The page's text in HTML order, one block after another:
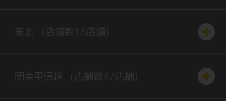
東北 (店舗数 18店舗)
関東甲信越 (店舗数47店舗)